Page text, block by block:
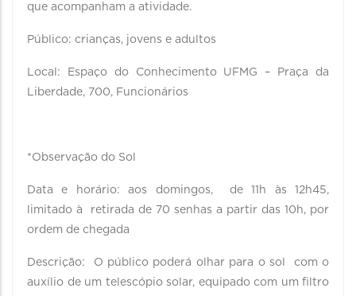
que acompanham a atividade.
Público: crianças, jovens e adultos
Local: Espaço do Conhecimento UFMG – Praça da
Liberdade, 700, Funcionários
*Observação do Sol
Data e horário: aos domingos, de 11h às 12h45,
limitado à retirada de 70 senhas a partir das 10h, por
ordem de chegada
Descrição: O público poderá olhar para o sol com o
auxílio de um telescópio solar, equipado com um filtro